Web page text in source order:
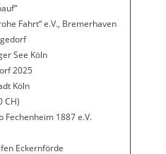
Fahrt“ e.V., Bremerhaven
See Köln
2025
Köln
CH)
Fechenheim 1887 e.V.
Eckernförde